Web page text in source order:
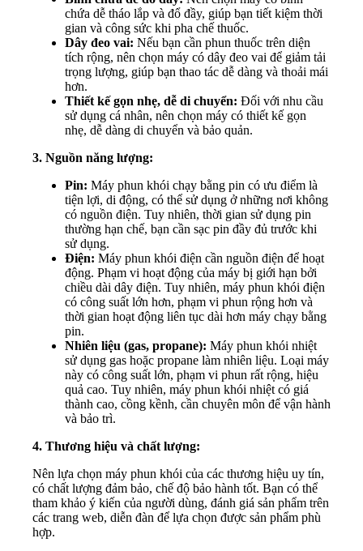
chứa dễ tháo lắp và đổ đầy, giúp bạn tiết kiệm thời
gian và công sức khi pha chế thuốc.
Dây đeo vai: Nếu bạn cần phun thuốc trên diện
tích rộng, nên chọn máy có dây đeo vai để giảm tải
trọng lượng, giúp bạn thao tác dễ dàng và thoải mái
hơn.
Thiết kế gọn nhẹ, dễ di chuyển: Đối với nhu cầu
sử dụng cá nhân, nên chọn máy có thiết kế gọn
nhẹ, dễ dàng di chuyển và bảo quản.
3. Nguồn năng lượng:
Pin: Máy phun khói chạy bằng pin có ưu điểm là
tiện lợi, di động, có thể sử dụng ở những nơi không
có nguồn điện. Tuy nhiên, thời gian sử dụng pin
thường hạn chế, bạn cần sạc pin đầy đủ trước khi
sử dụng.
Điện: Máy phun khói điện cần nguồn điện để hoạt
động. Phạm vi hoạt động của máy bị giới hạn bởi
chiều dài dây điện. Tuy nhiên, máy phun khói điện
có công suất lớn hơn, phạm vi phun rộng hơn và
thời gian hoạt động liên tục dài hơn máy chạy bằng
pin.
Nhiên liệu (gas, propane): Máy phun khói nhiệt
sử dụng gas hoặc propane làm nhiên liệu. Loại máy
này có công suất lớn, phạm vi phun rất rộng, hiệu
quả cao. Tuy nhiên, máy phun khói nhiệt có giá
thành cao, cồng kềnh, cần chuyên môn để vận hành
và bảo trì.
4. Thương hiệu và chất lượng:
Nên lựa chọn máy phun khói của các thương hiệu uy tín,
có chất lượng đảm bảo, chế độ bảo hành tốt. Bạn có thể
tham khảo ý kiến của người dùng, đánh giá sản phẩm trên
các trang web, diễn đàn để lựa chọn được sản phẩm phù
hợp.